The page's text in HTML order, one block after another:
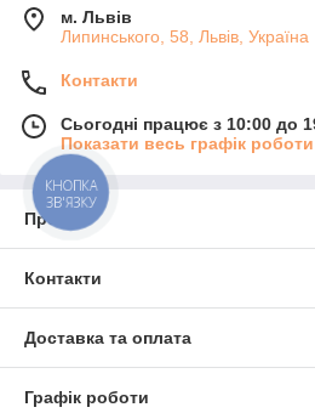
м. Львів
Липинського, 58, Львів, Україна
Контакти
Сьогодні працює з 10:00 до
Показати весь графік роботи
Про нас
Контакти
Доставка та оплата
Графік роботи
КНОПКА
ЗВ'ЯЗКУ